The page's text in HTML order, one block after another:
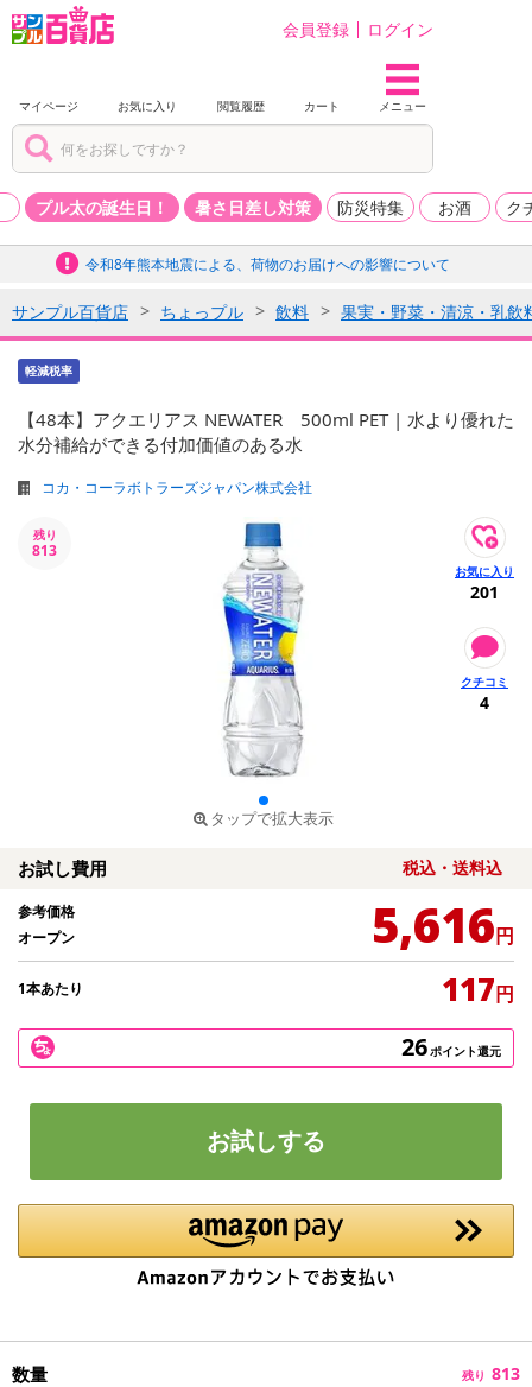
会員登録 ログイン
マイページ お気に入り 閲覧履歴 カート メニュー
プル太の誕生日！ 暑さ日差し対策 防災特集 お酒 ク
令和8年熊本地震による、荷物のお届けへの影響について
サンプル百貨店 ちょっプル 飲料 果実・野菜・清涼・乳飲
軽減税率
【48本】アクエリアス NEWATER 500ml PET | 水より優れた
水分補給ができる付加価値のある水
コカ・コーラボトラーズジャパン株式会社
残り
813
タップで拡大表示
201
4
お試し費用 税込・送料込
参考価格
オープン
5,616円
1本あたり 117円
26ポイント還元
お試しする
数量 残り 813